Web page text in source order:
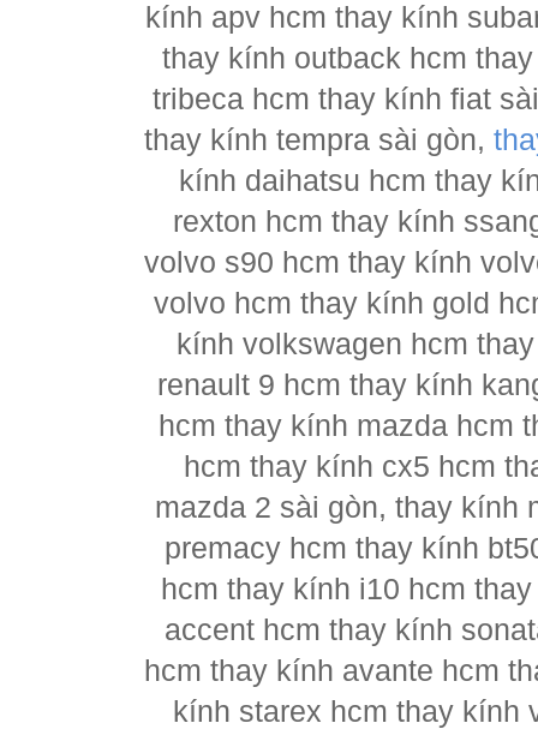
kính apv hcm thay kính
thay kính outback hcm
tribeca hcm thay kính fiat
thay kính tempra sài gòn,
kính daihatsu hcm thay
rexton hcm thay kính
volvo s90 hcm thay kính
volvo hcm thay kính gold
kính volkswagen hcm
renault 9 hcm thay kính
hcm thay kính mazda hcm
hcm thay kính cx5 hcm
mazda 2 sài gòn, thay kính
premacy hcm thay kính
hcm thay kính i10 hcm
accent hcm thay kính
hcm thay kính avante hcm
kính starex hcm thay kính